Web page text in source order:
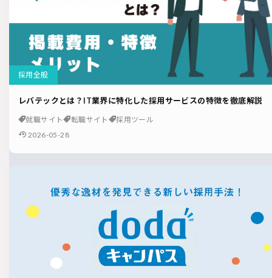
採用全般
レバテックとは？IT業界に特化した採用サービスの特徴を徹底解説
就職サイト 転職サイト
採用ツール
2026-05-28